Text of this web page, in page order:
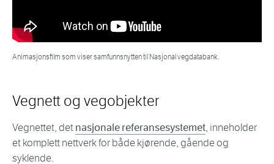
Animasjonsfilm som viser samfunnsnytten til Nasjonal vegdatabank.
Vegnett og vegobjekter
Vegnettet, detnasjonale referansesystemet, inneholder
et komplett nettverk for både kjørende, gående og
syklende.